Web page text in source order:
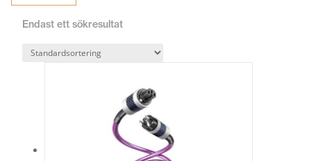
Endast ett sökresultat